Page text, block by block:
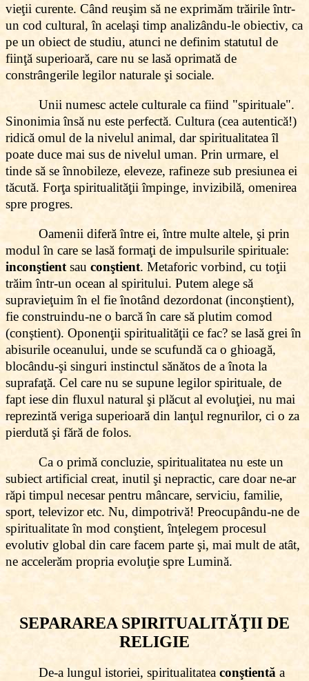
vieţii curente. Când reuşim să ne exprimăm trăirile într-
un cod cultural, în acelaşi timp analizându-le obiectiv, ca
pe un obiect de studiu, atunci ne definim statutul de
fiinţă superioară, care nu se lasă oprimată de
constrângerile legilor naturale şi sociale.
Unii numesc actele culturale ca fiind "spirituale".
Sinonimia însă nu este perfectă. Cultura (cea autentică!)
ridică omul de la nivelul animal, dar spiritualitatea îl
poate duce mai sus de nivelul uman. Prin urmare, el
tinde să se înnobileze, eleveze, rafineze sub presiunea ei
tăcută. Forţa spiritualităţii împinge, invizibilă, omenirea
spre progres.
Oamenii diferă între ei, între multe altele, şi prin
modul în care se lasă formaţi de impulsurile spirituale:
inconştientsau conştient. Metaforic vorbind, cu toţii
trăim într-un ocean al spiritului. Putem alege să
supravieţuim în el fie înotând dezordonat (inconştient),
fie construindu-ne o barcă în care să plutim comod
(conştient). Oponenţii spiritualităţii ce fac? se lasă grei în
abisurile oceanului, unde se scufundă ca o ghioagă,
blocându-şi singuri instinctul sănătos de a înota la
suprafaţă. Cel care nu se supune legilor spirituale, de
fapt iese din fluxul natural şi plăcut al evoluţiei, nu mai
reprezintă veriga superioară din lanţul regnurilor, ci o za
pierdută şi fără de folos.
Ca o primă concluzie, spiritualitatea nu este un
subiect artificial creat, inutil şi nepractic, care doar ne-ar
răpi timpul necesar pentru mâncare, serviciu, familie,
sport, televizor etc. Nu, dimpotrivă! Preocupându-ne de
spiritualitate în mod conştient, înţelegem procesul
evolutiv global din care facem parte şi, mai mult de atât,
ne accelerăm propria evoluţie spre Lumină.
SEPARAREA SPIRITUALITĂŢII DE
RELIGIE
De-a lungul istoriei, spiritualitateaconştientă a